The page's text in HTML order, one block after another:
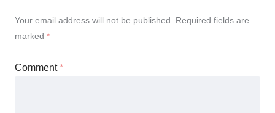
Your email address will not be published.
Required fields are
marked *
Comment*